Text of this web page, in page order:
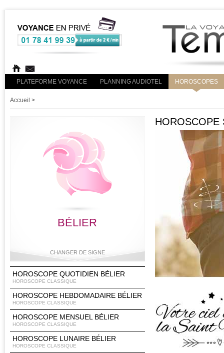
PLATEFORME VOYANCE PLANNING AUDIOTEL HOROSCOPES
Accueil >
BÉLIER
CHANGER DE SIGNE
Bélier Taureau Gémeaux Cancer
Lion Vierge
HOROSCOPE QUOTIDIEN BÉLIER
HOROSCOPE CLASSIQUE
HOROSCOPE HEBDOMADAIRE BÉLIER
HOROSCOPE CLASSIQUE
HOROSCOPE MENSUEL BÉLIER
HOROSCOPE CLASSIQUE
HOROSCOPE LUNAIRE BÉLIER
HOROSCOPE CLASSIQUE
HOROSCOPE
LA SAINT